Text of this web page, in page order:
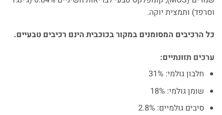
וסרפד) ותמצית יוקה.
כל הרכיבים המסומנים במקור בכוכבית הינם רכיבים טבעיים.
ערכים תזונתיים:
חלבון גולמי: 31%
שומן גולמי: 18%
סיבים גולמיים: 2.8%